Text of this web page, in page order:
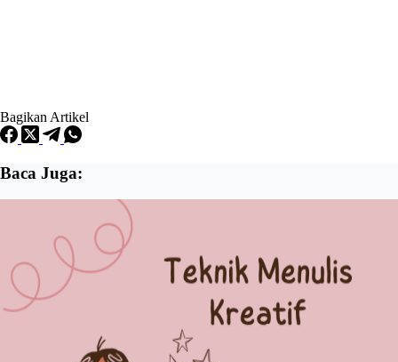
Bagikan Artikel
Baca Juga: